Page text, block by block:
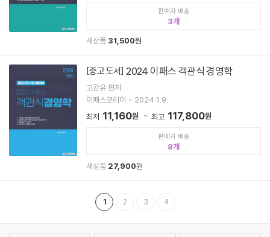
판매자 배송
3
새상품 31,500원
[중고 도서] 2024 이패스 객관식 경영학
고강유 편저
이패스코리아
2024.1.9.
최저 11,160원 최고 117,800원
판매자 배송
8
새상품 27,900원
1 2 3 4